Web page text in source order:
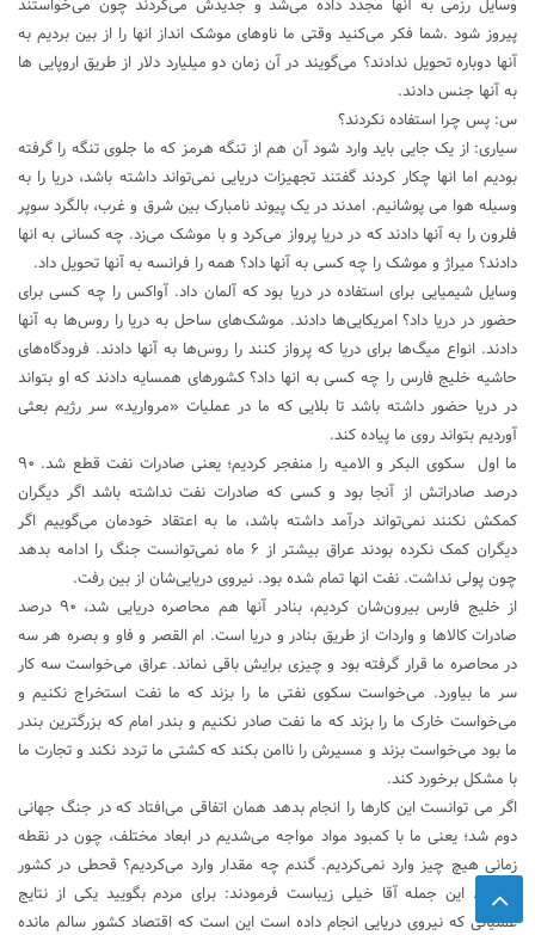
وسایل رزمی به آنها مجدد داده می‌شد و جدیدش ‌می‌کردند چون می‌خواستند
پیروز شود .شما فکر می‌کنید وقتی ما ناوهای موشک انداز انها را از بین بردیم به
آنها دوباره تحویل ندادند؟ می‌گویند در آن زمان دو میلیارد دلار از طریق اروپایی ها
به آنها جنس دادند.
س: پس چرا استفاده نکردند؟
سیاری: از یک جایی باید وارد شود آن هم از تنگه هرمز که ما جلوی تنگه را گرفته
بودیم اما انها چکار کردند گفتند تجهیزات دریایی نمی‌تواند داشته باشد، دریا را به
وسیله هوا می پوشانیم. امدند در یک پیوند نامبارک بین شرق و غرب، بالگرد سوپر
فلرون را به آنها دادند که در دریا پرواز می‌کرد و با موشک می‌زد. چه کسانی به انها
دادند؟ میراژ و موشک را چه کسی به آنها داد؟ همه را فرانسه به آنها تحویل داد.
وسایل شیمیایی برای استفاده در دریا بود که آلمان داد. آواکس را چه کسی برای
حضور در دریا داد؟ امریکایی‌ها دادند. موشک‌های ساحل به دریا را روس‌ها به آنها
دادند. انواع میگ‌ها برای دریا که پرواز کنند را روس‌ها به آنها دادند. فرودگاه‌های
حاشیه خلیج فارس را چه کسی به انها داد؟ کشورهای همسایه دادند که او بتواند
در دریا حضور داشته باشد تا بلایی که ما در عملیات «مروارید» سر رژیم بعثی
آوردیم بتواند روی ما پیاده کند.
ما اول سکوی البکر و الامیه را منفجر کردیم؛ یعنی صادرات نفت قطع شد. ۹۰
درصد صادراتش از آنجا بود و کسی که صادرات نفت نداشته باشد اگر دیگران
کمکش نکنند نمی‌تواند درآمد داشته باشد، ما به اعتقاد خودمان می‌گوییم اگر
دیگران کمک نکرده بودند عراق بیشتر از ۶ ماه نمی‌توانست جنگ را ادامه بدهد
چون پولی نداشت. نفت انها تمام شده بود. نیروی دریایی‌شان از بین رفت.
از خلیج فارس بیرون‌شان کردیم، بنادر آنها هم محاصره دریایی شد، ۹۰ درصد
صادرات کالاها و واردات از طریق بنادر و دریا است. ام القصر و فاو و بصره هر سه
در محاصره ما قرار گرفته بود و چیزی برایش باقی نماند. عراق می‌خواست سه کار
سر ما بیاورد. می‌خواست سکوی نفتی ما را بزند که ما نفت استخراج نکنیم و
می‌خواست خارک ما را بزند که ما نفت صادر نکنیم و بندر امام که بزرگترین بندر
ما بود می‌خواست بزند و مسیرش را ناامن بکند که کشتی ما تردد نکند و تجارت ما
با مشکل برخورد کند.
اگر می توانست این کارها را انجام بدهد همان اتفاقی می‌افتاد که در جنگ جهانی
دوم شد؛ یعنی ما با کمبود مواد مواجه می‌شدیم در ابعاد مختلف، چون در نقطه
زمانی هیچ چیز وارد نمی‌کردیم. گندم چه مقدار وارد می‌کردیم؟ قحطی در کشور
می‌شد. این جمله آقا خیلی زیباست فرمودند: برای مردم بگویید یکی از نتایج
عملیاتی که نیروی دریایی انجام داده است این است که اقتصاد کشور سالم مانده